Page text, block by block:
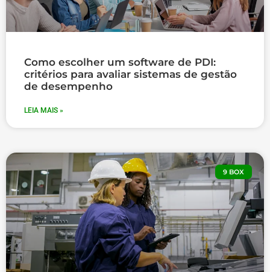
Como escolher um software de PDI:
critérios para avaliar sistemas de gestão
de desempenho
LEIA MAIS »
9 BOX